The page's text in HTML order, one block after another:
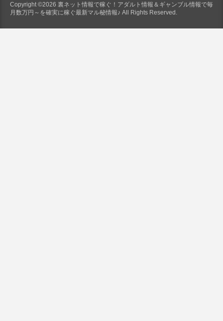
Copyright ©2026 裏ネット情報で稼ぐ！アダルト情報＆ギャンブル情報で毎
月数万円～を確実に稼ぐ最新マル秘情報♪ All Rights Reserved.